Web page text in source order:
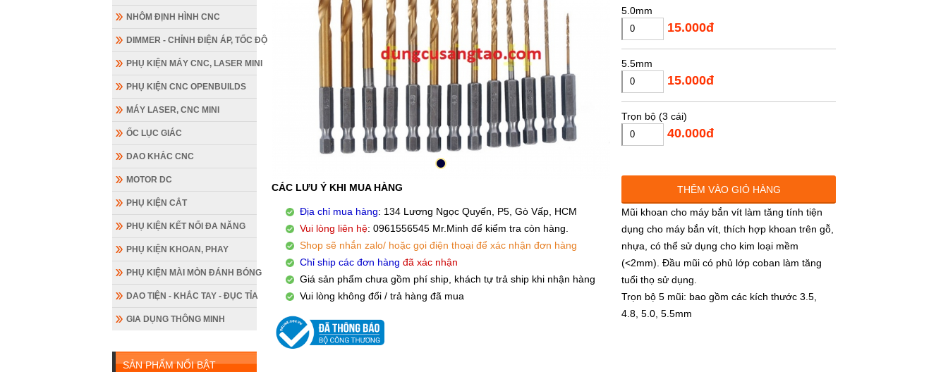
NHÔM ĐỊNH HÌNH CNC
DIMMER - CHỈNH ĐIỆN ÁP, TỐC ĐỘ
PHỤ KIỆN MÁY CNC, LASER MINI
PHỤ KIỆN CNC OPENBUILDS
MÁY LASER, CNC MINI
ỐC LỤC GIÁC
DAO KHẮC CNC
MOTOR DC
PHỤ KIỆN CẮT
PHỤ KIỆN KẾT NỐI ĐA NĂNG
PHỤ KIỆN KHOAN, PHAY
PHỤ KIỆN MÀI MÒN ĐÁNH BÓNG
DAO TIỆN - KHẮC TAY - ĐỤC TỈA
GIA DỤNG THÔNG MINH
SẢN PHẨM NỔI BẬT
CÁC LƯU Ý KHI MUA HÀNG
Địa chỉ mua hàng: 134 Lương Ngọc Quyến, P5, Gò Vấp, HCM
Vui lòng liên hệ: 0961556545 Mr.Minh để kiểm tra còn hàng.
Shop sẽ nhắn zalo/ hoặc gọi điện thoại để xác nhận đơn hàng
Chỉ ship các đơn hàng đã xác nhận
Giá sản phẩm chưa gồm phí ship, khách tự trả ship khi nhận hàng
Vui lòng không đổi / trả hàng đã mua
5.0mm
15.000đ
5.5mm
15.000đ
Trọn bộ (3 cái)
40.000đ
THÊM VÀO GIỎ HÀNG
Mũi khoan cho máy bắn vít làm tăng tính tiện
dụng cho máy bắn vít, thích hợp khoan trên gỗ,
nhựa, có thể sử dụng cho kim loại mềm
(<2mm). Đầu mũi có phủ lớp coban làm tăng
tuổi thọ sử dụng.
Trọn bộ 5 mũi: bao gồm các kích thước 3.5,
4.8, 5.0, 5.5mm